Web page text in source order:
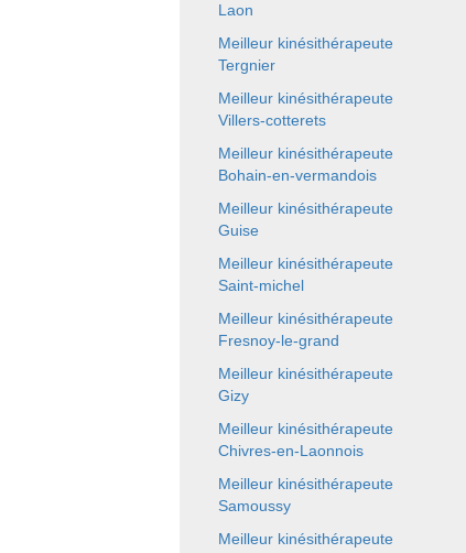
Laon
Meilleur kinésithérapeute
Tergnier
Meilleur kinésithérapeute
Villers-cotterets
Meilleur kinésithérapeute
Bohain-en-vermandois
Meilleur kinésithérapeute
Guise
Meilleur kinésithérapeute
Saint-michel
Meilleur kinésithérapeute
Fresnoy-le-grand
Meilleur kinésithérapeute
Gizy
Meilleur kinésithérapeute
Chivres-en-Laonnois
Meilleur kinésithérapeute
Samoussy
Meilleur kinésithérapeute